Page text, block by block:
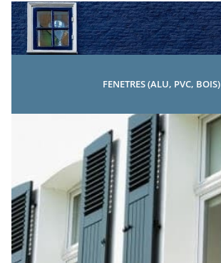
FENETRES (ALU, PVC, BOIS)